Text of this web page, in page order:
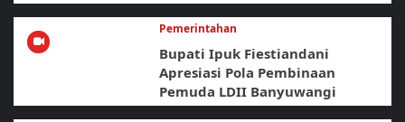
Pemerintahan
Bupati Ipuk Fiestiandani
Apresiasi Pola Pembinaan
Pemuda LDII Banyuwangi